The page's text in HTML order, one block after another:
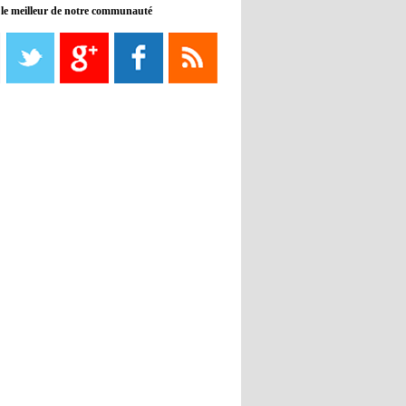
08:21 - 2022/11/08
Liverpool mis en vente par son
propriétaire
meilleur de notre communauté